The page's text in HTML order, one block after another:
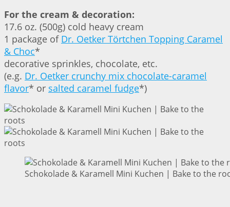
For the cream & decoration:
17.6 oz. (500g) cold heavy cream
1 package of Dr. Oetker Törtchen Topping Caramel
& Choc*
decorative sprinkles, chocolate, etc.
(e.g. Dr. Oetker crunchy mix chocolate-caramel
flavor* or salted caramel fudge*)
Schokolade & Karamell Mini Kuchen | Bake to the